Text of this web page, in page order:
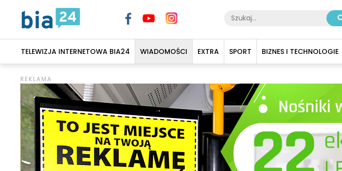
TELEWIZJA INTERNETOWA BIA24 WIADOMOŚCI EXTRA SPORT BIZNES I TECHNOLOGIE